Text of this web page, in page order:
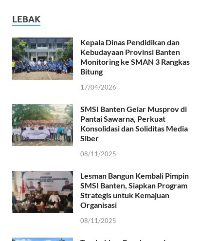
LEBAK
Kepala Dinas Pendidikan dan
Kebudayaan Provinsi Banten
Monitoring ke SMAN 3 Rangkas
Bitung
17/04/2026
SMSI Banten Gelar Musprov di
Pantai Sawarna, Perkuat
Konsolidasi dan Soliditas Media
Siber
08/11/2025
Lesman Bangun Kembali Pimpin
SMSI Banten, Siapkan Program
Strategis untuk Kemajuan
Organisasi
08/11/2025